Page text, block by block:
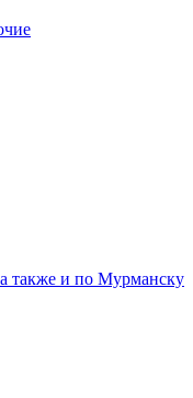
также и по Мурманску